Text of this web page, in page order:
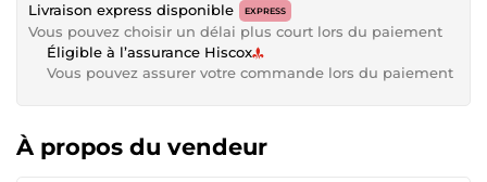
Livraison express disponible EXPRESS
Vous pouvez choisir un délai plus court lors du paiement
Éligible à l’assurance Hiscox
Vous pouvez assurer votre commande lors du paiement
À propos du vendeur